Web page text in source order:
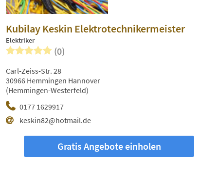
Kubilay Keskin Elektrotechnikermeister
Elektriker
(0)
0177 1629917
keskin82@hotmail.de
Carl-Zeiss-Str. 28
30966 Hemmingen Hannover
(Hemmingen-Westerfeld)
Gratis Angebote einholen